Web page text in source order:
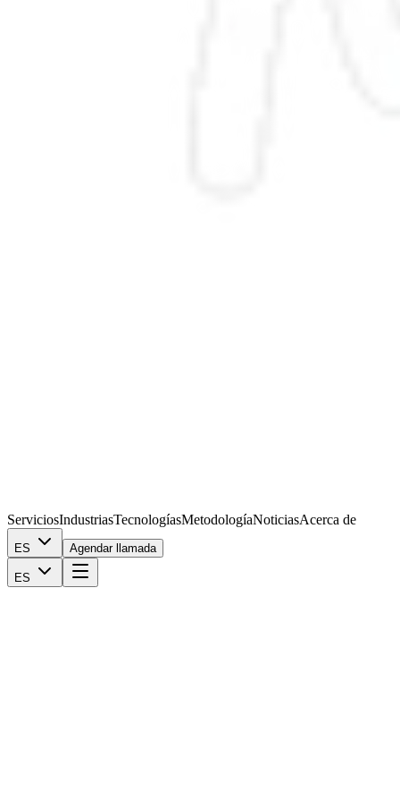
ServiciosIndustriasTecnologíasMetodologíaNoticiasAcerca de
ES Agendar llamada
ES